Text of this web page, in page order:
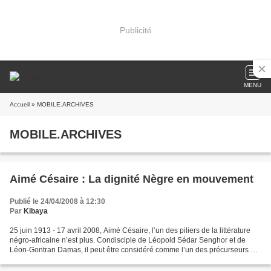
Publicité
MENU
Accueil » MOBILE.ARCHIVES
MOBILE.ARCHIVES
Aimé Césaire : La dignité Nègre en mouvement
Publié le 24/04/2008 à 12:30
Par Kibaya
25 juin 1913 - 17 avril 2008, Aimé Césaire, l’un des piliers de la littérature
négro-africaine n’est plus. Condisciple de Léopold Sédar Senghor et de
Léon-Gontran Damas, il peut être considéré comme l’un des précurseurs de